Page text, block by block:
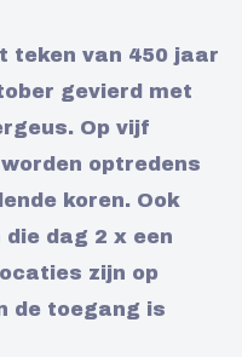
teken van 450 jaar
gevierd met
Op vijf
optredens
koren. Ook
dag 2 x een
zijn op
de toegang is